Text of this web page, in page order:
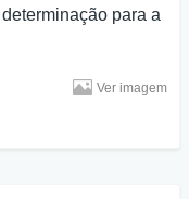
para a
Ver imagem